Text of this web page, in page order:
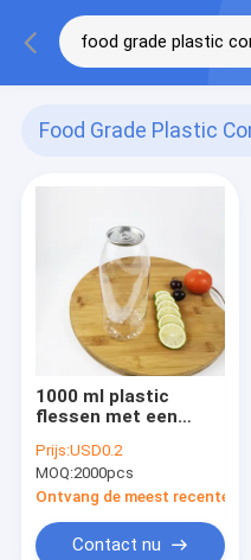
Food Grade Plastic
1000 ml plastic
flessen met een
trekken deksel voor
thee, melk, sappen,
dranken
Prijs:USD0.2
MOQ:2000pcs
Ontvang de meest recente
Contact nu